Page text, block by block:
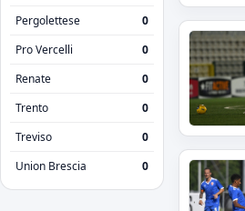
Pergolettese
0
Pro Vercelli
0
Renate
0
Trento
0
Treviso
0
Union Brescia
0